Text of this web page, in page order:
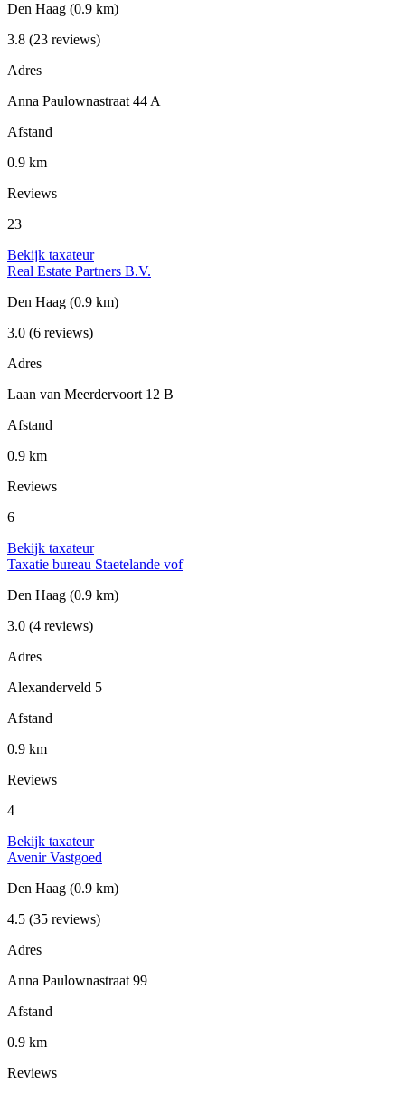
Den Haag (0.9 km)
3.8 (23 reviews)
Adres
Anna Paulownastraat 44 A
Afstand
0.9 km
Reviews
23
Bekijk taxateur
Real Estate Partners B.V.
Den Haag (0.9 km)
3.0 (6 reviews)
Adres
Laan van Meerdervoort 12 B
Afstand
0.9 km
Reviews
6
Bekijk taxateur
Taxatie bureau Staetelande vof
Den Haag (0.9 km)
3.0 (4 reviews)
Adres
Alexanderveld 5
Afstand
0.9 km
Reviews
4
Bekijk taxateur
Avenir Vastgoed
Den Haag (0.9 km)
4.5 (35 reviews)
Adres
Anna Paulownastraat 99
Afstand
0.9 km
Reviews